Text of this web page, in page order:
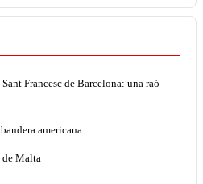
Francesc de Barcelona: una raó
americana
de Malta